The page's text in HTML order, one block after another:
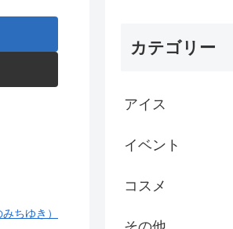
ちゆき）
カテゴリー
アイス
イベント
コスメ